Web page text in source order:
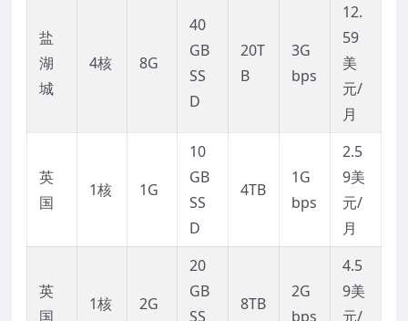
盐
湖
城
4核 8G
40
GB
SS
D
20T
B
3G
bps
12.
59
美
元/
月
英
国
1核 1G
10
GB
SS
D
4TB
1G
bps
2.5
9美
元/
月
英
国
1核 2G
20
GB
SS
8TB
2G
bps
4.5
9美
元/